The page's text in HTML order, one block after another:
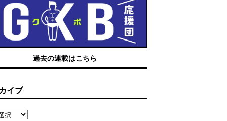
過去の連載はこちら
イブ